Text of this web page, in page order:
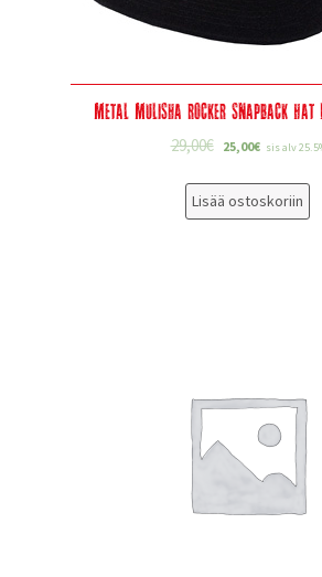
Metal Mulisha Rocker Snapback Hat
29,00€ 25,00€ sis alv
Lisää ostoskoriin